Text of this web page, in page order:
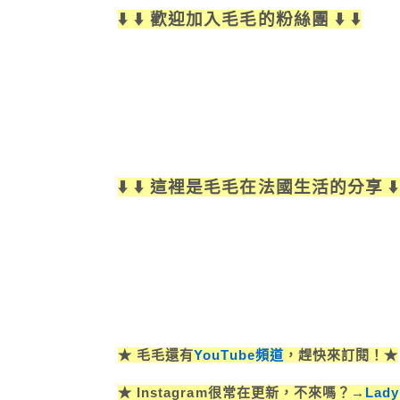
⬇️ ⬇️ 歡迎加入毛毛的粉絲團 ⬇️ ⬇️
⬇️ ⬇️ 這裡是毛毛在法國生活的分享
★ 毛毛還有YouTube頻道 ，趕快來訂閱！★
★ Instagram很常在更新，不來嗎？→